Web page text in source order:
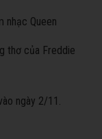
thơ của Freddie
ngày 2/11.